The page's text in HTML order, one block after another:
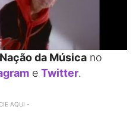
Nação da Música no
e Twitter.
AQUI -